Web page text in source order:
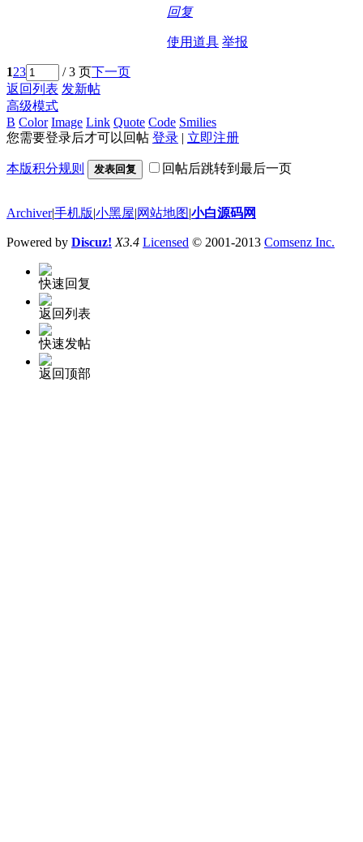
回复
使用道具 举报
123 / 3 页
下一页
返回列表 发新帖
高级模式
B Color Image Link Quote Code Smilies
您需要登录后才可以回帖 登录 立即注册
本版积分规则 发表回复 回帖后跳转到最后一页
Archiver|手机版 小黑屋 网站地图 小白源码网
Powered by Discuz! X3.4 Licensed © 2001-2013 Comsenz Inc.
快速回复
返回列表
快速发帖
返回顶部